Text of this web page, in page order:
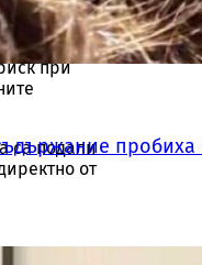
000 долара
при
са подали
от